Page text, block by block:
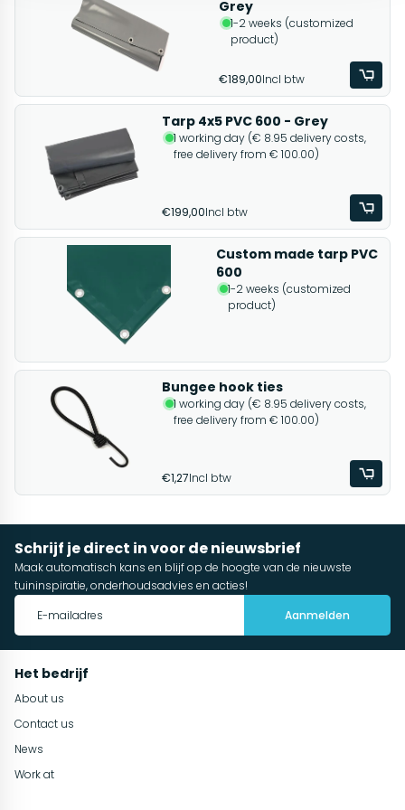
Grey
1-2 weeks (customized
product)
€189,00Incl btw
Tarp 4x5 PVC 600 - Grey
1 working day (€ 8.95 delivery costs,
free delivery from € 100.00)
€199,00Incl btw
Custom made tarp PVC
600
1-2 weeks (customized
product)
Bungee hook ties
1 working day (€ 8.95 delivery costs,
free delivery from € 100.00)
€1,27Incl btw
Schrijf je direct in voor de nieuwsbrief
Maak automatisch kans en blijf op de hoogte van de nieuwste
tuininspiratie, onderhoudsadvies en acties!
Aanmelden
Het bedrijf
About us
Contact us
News
Work at